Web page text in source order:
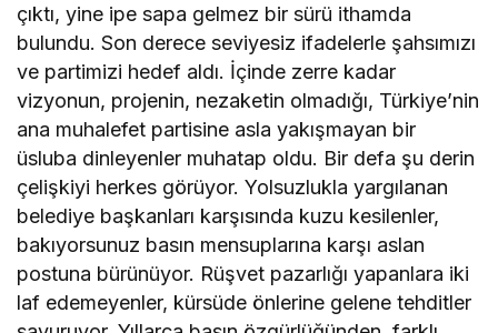
çıktı, yine ipe sapa gelmez bir sürü ithamda
bulundu. Son derece seviyesiz ifadelerle şahsımızı
ve partimizi hedef aldı. İçinde zerre kadar
vizyonun, projenin, nezaketin olmadığı, Türkiye’nin
ana muhalefet partisine asla yakışmayan bir
üsluba dinleyenler muhatap oldu. Bir defa şu derin
çelişkiyi herkes görüyor. Yolsuzlukla yargılanan
belediye başkanları karşısında kuzu kesilenler,
bakıyorsunuz basın mensuplarına karşı aslan
postuna bürünüyor. Rüşvet pazarlığı yapanlara iki
laf edemeyenler, kürsüde önlerine gelene tehditler